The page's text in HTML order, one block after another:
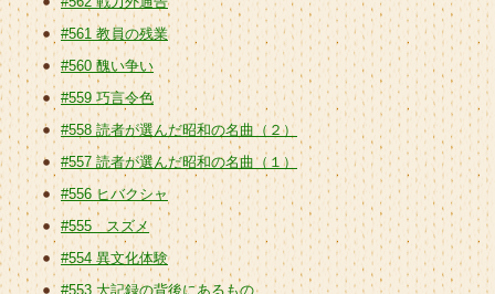
#561 教員の残業
#560 醜い争い
#559 巧言令色
#558 読者が選んだ昭和の名曲（２）
#557 読者が選んだ昭和の名曲（１）
#556 ヒバクシャ
#555 スズメ
#554 異文化体験
#553 大記録の背後にあるもの